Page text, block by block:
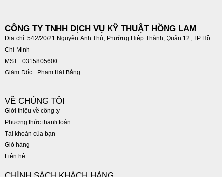
CÔNG TY TNHH DỊCH VỤ KỸ THUẬT HỒNG LAM
Địa chỉ: 542/20/21 Nguyễn Ảnh Thủ, Phường Hiệp Thành, Quận 12, TP Hồ
Chí Minh
MST : 0315805600
Giám Đốc : Phạm Hải Bằng
VỀ CHÚNG TÔI
Giới thiệu về công ty
Phương thức thanh toán
Tài khoản của bạn
Giỏ hàng
Liên hệ